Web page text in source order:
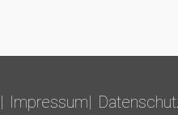
Impressum